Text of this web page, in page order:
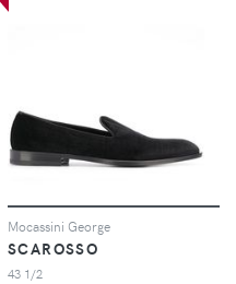
Mocassini George
SCAROSSO
43 1/2